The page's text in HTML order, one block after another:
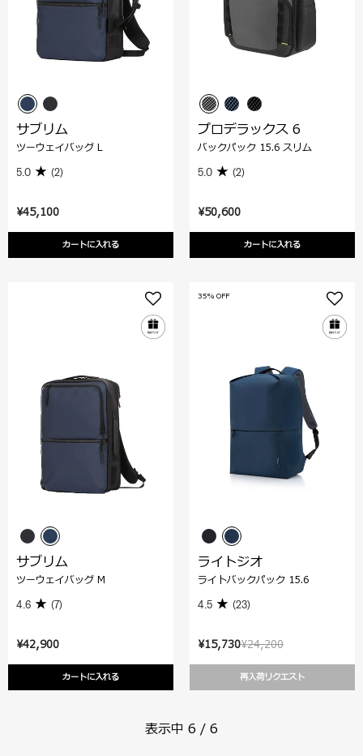
¥45,100
カートに入れる
サブリム
ツーウェイバッグ L
5.0 (2)
¥50,600
カートに入れる
プロデラックス 6
バックパック 15.6 スリム
5.0 (2)
¥42,900
カートに入れる
サブリム
ツーウェイバッグ M
4.6 (7)
¥24,200
¥15,730
再入荷リクエスト
35% OFF
ライトジオ
ライトバックパック 15.6
4.5 (23)
表示中 6 / 6